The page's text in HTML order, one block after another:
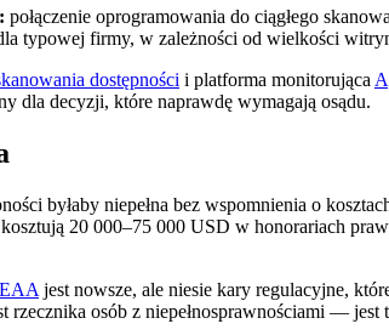
połączenie oprogramowania do ciągłego
typowej firmy, w zależności od wielkości
dostępności i platforma monitorująca
dla decyzji, które naprawdę wymagają osądu.
byłaby niepełna bez wspomnienia o
20 000–75 000 USD w honorariach
EAA jest nowsze, ale niesie kary regulacyjne,
rzecznika osób z niepełnosprawnościami — jest